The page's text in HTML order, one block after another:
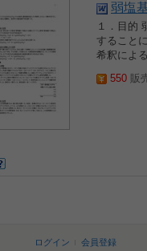
弱塩
１．目的
すること
希釈によ
550 販
ログイン
会員登録